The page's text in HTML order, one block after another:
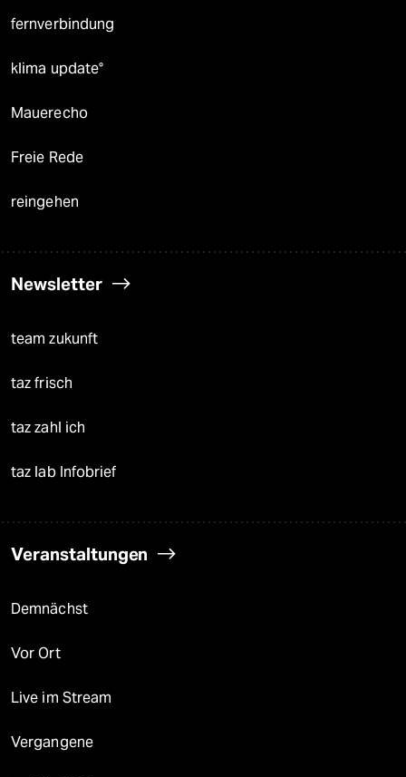
fernverbindung
klima update°
Mauerecho
Freie Rede
reingehen
Newsletter
team zukunft
taz frisch
taz zahl ich
taz lab Infobrief
Veranstaltungen
Demnächst
Vor Ort
Live im Stream
Vergangene